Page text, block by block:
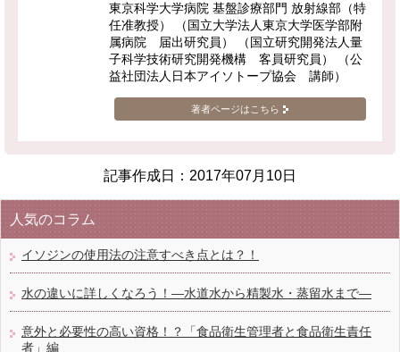
東京科学大学病院 基盤診療部門 放射線部（特
任准教授） （国立大学法人東京大学医学部附
属病院 届出研究員） （国立研究開発法人量
子科学技術研究開発機構 客員研究員） （公
益社団法人日本アイソトープ協会 講師）
著者ページはこちら
記事作成日： 2017年07月10日
人気のコラム
イソジンの使用法の注意すべき点とは？！
水の違いに詳しくなろう！―水道水から精製水・蒸留水まで―
意外と必要性の高い資格！？「食品衛生管理者と食品衛生責任
者」編